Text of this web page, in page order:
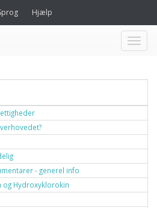
Hjælp
Toggle
- generel info
og Hydroxyklorokin